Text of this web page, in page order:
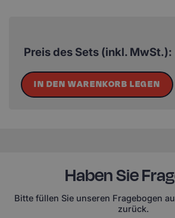
Preis des Sets (inkl. MwSt.):
IN DEN WARENKORB LEGEN
Haben Sie
Bitte füllen Sie unseren Fragebogen
zurück.